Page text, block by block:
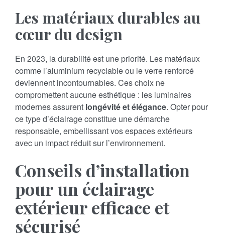
Les matériaux durables au
cœur du design
En 2023, la durabilité est une priorité. Les matériaux
comme l’aluminium recyclable ou le verre renforcé
deviennent incontournables. Ces choix ne
compromettent aucune esthétique : les luminaires
modernes assurent longévité et élégance. Opter pour
ce type d’éclairage constitue une démarche
responsable, embellissant vos espaces extérieurs
avec un impact réduit sur l’environnement.
Conseils d’installation
pour un éclairage
extérieur efficace et
sécurisé